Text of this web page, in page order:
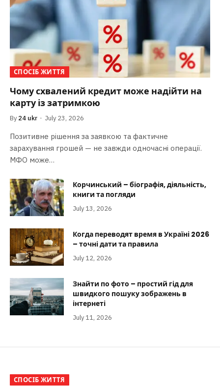
СПОСІБ ЖИТТЯ
Чому схвалений кредит може надійти на
карту із затримкою
By 24 ukr July 23, 2026
Позитивне рішення за заявкою та фактичне
зарахування грошей — не завжди одночасні операції.
МФО може…
Корчинський – біографія, діяльність,
книги та погляди
July 13, 2026
Когда переводят время в Україні 2026
– точні дати та правила
July 12, 2026
Знайти по фото – простий гід для
швидкого пошуку зображень в
інтернеті
July 11, 2026
СПОСІБ ЖИТТЯ